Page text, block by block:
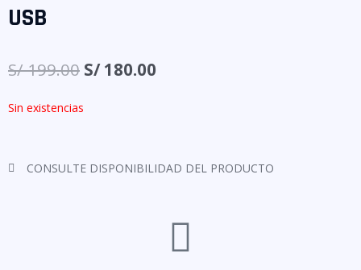
USB
S/199.00 S/180.00
Sin existencias
CONSULTE DISPONIBILIDAD DEL PRODUCTO